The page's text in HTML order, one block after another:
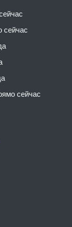
сейчас
сейчас